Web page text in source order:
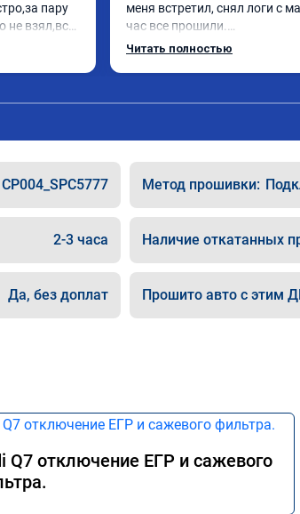
пару
взял,всё
меня встретил, снял логи с
час все прошили.
Арман спасибо тебе
Читать полностью
Метод прошивки:
2-3 часа Наличие откатанных
Да, без доплат Прошито авто с этим
Q7 отключение ЕГР и сажевого